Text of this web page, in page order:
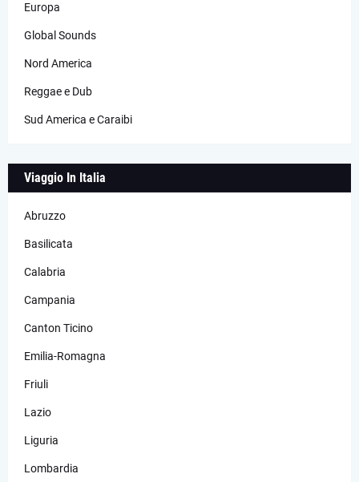
Europa
Global Sounds
Nord America
Reggae e Dub
Sud America e Caraibi
Viaggio In Italia
Abruzzo
Basilicata
Calabria
Campania
Canton Ticino
Emilia-Romagna
Friuli
Lazio
Liguria
Lombardia